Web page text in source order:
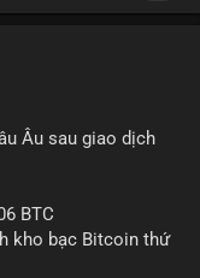
Âu sau giao dịch
BTC
kho bạc Bitcoin thứ